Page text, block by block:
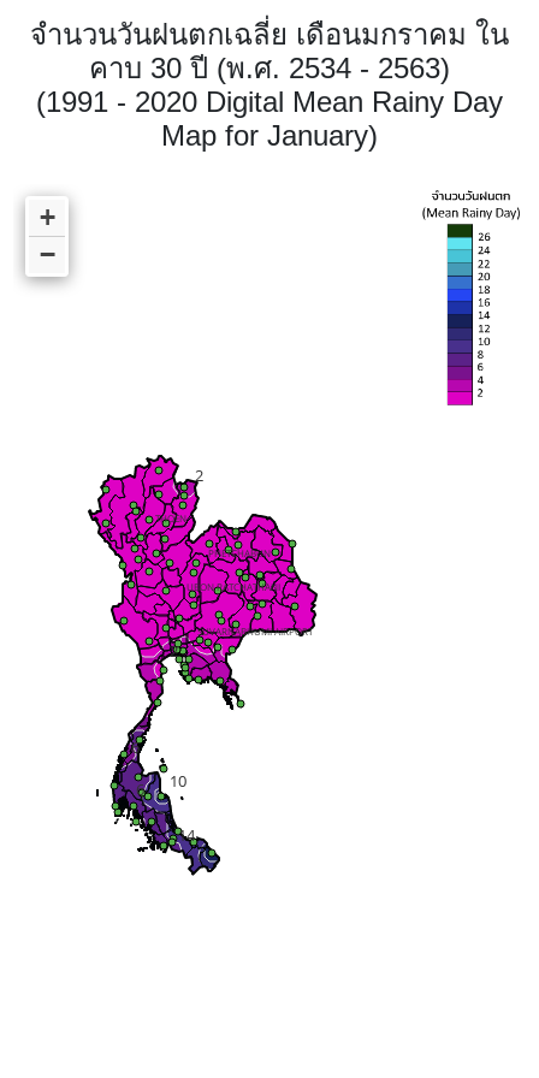
จำนวนวันฝนตกเฉลี่ย เดือนมกราคม ใน
คาบ 30 ปี (พ.ศ. 2534 - 2563)
(1991 - 2020 Digital Mean Rainy Day
Map for January)